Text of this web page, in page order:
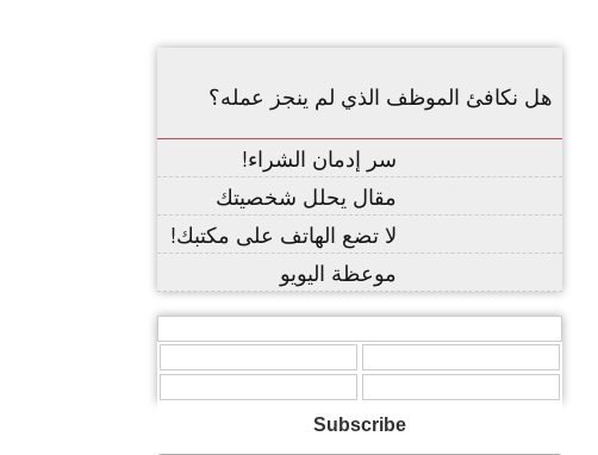
هل نكافئ الموظف الذي لم ينجز عمله؟
سر إدمان الشراء!
مقال يحلل شخصيتك
لا تضع الهاتف على مكتبك!
موعظة اليويو
Subscribe